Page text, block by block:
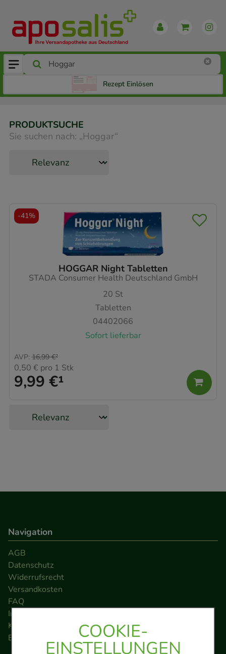
COOKIE-
EINSTELLUNGEN
Rezept Einlösen
PRODUKTSUCHE
Sie suchen nach: „Hoggar“
HOGGAR Night Tabletten
STADA Consumer Health Deutschland GmbH
20 St
Tabletten
04402066
Sofort lieferbar
9,99 €¹
AVP: 16,99 €²
0,50 € pro 1 Stk
-41%
Navigation
AGB
Datenschutz
Widerrufsrecht
Versandkosten
FAQ
Impressum
Kontakt
Barrierefreiheitserklärung